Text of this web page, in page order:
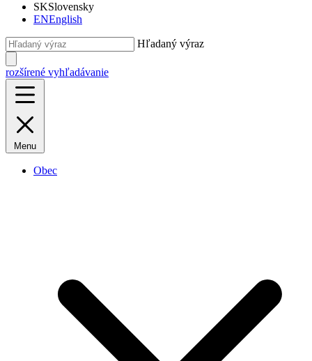
SKSlovensky
ENEnglish
Hľadaný výraz
rozšírené vyhľadávanie
Menu
Obec